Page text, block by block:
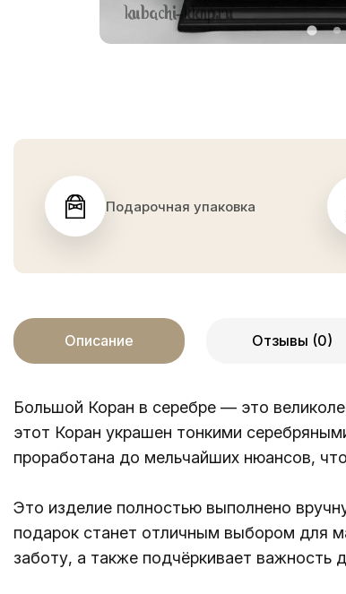
Подарочная упаковка
Описание Отзывы (0)
Большой Коран в серебре — это
этот Коран украшен тонкими
проработана до мельчайших нюансов,
Это изделие полностью выполнено
подарок станет отличным выбором для
заботу, а также подчёркивает важность